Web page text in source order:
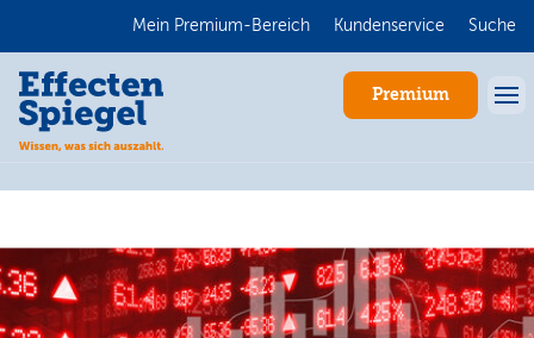
Mein Premium-Bereich Kundenservice Suche
Premium